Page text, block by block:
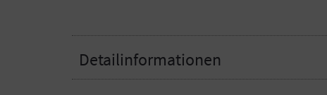
Detailinformationen